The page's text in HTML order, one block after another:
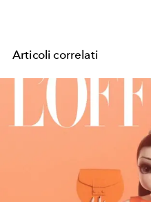
Articoli correlati